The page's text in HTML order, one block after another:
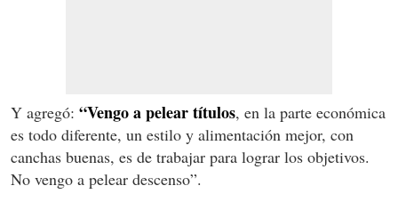
Y agregó: “Vengo a pelear títulos, en la parte económica
es todo diferente, un estilo y alimentación mejor, con
canchas buenas, es de trabajar para lograr los objetivos.
No vengo a pelear descenso”.